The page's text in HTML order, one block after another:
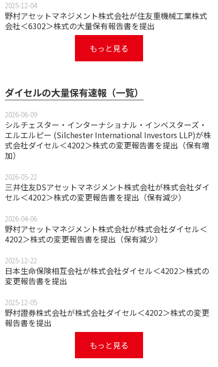
2025-12-04
野村アセットマネジメント株式会社が住友重機械工業株式
会社＜6302＞株式の大量保有報告書を提出
もっと見る
ダイセルの大量保有速報（一覧）
2026-06-09
シルチェスター・インターナショナル・インベスターズ・
エルエルピー (Silchester International Investors LLP)が株
式会社ダイセル＜4202＞株式の変更報告書を提出（保有増
加）
2026-05-22
三井住友DSアセットマネジメント株式会社が株式会社ダイ
セル＜4202＞株式の変更報告書を提出（保有減少）
2026-04-06
野村アセットマネジメント株式会社が株式会社ダイセル＜
4202＞株式の変更報告書を提出（保有減少）
2025-12-22
日本生命保険相互会社が株式会社ダイセル＜4202＞株式の
変更報告書を提出
2025-12-05
野村證券株式会社が株式会社ダイセル＜4202＞株式の変更
報告書を提出
もっと見る